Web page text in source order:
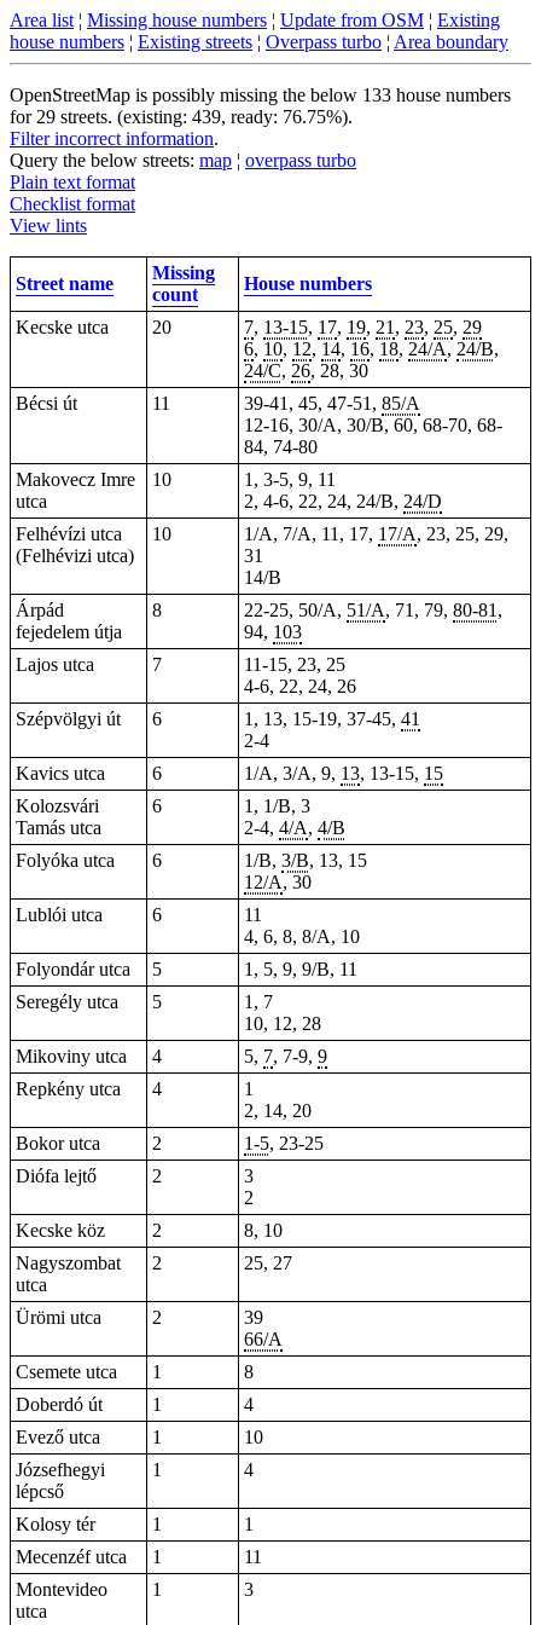
Area list ¦ Missing house numbers ¦ Update from OSM ¦ Existing
house numbers ¦ Existing streets ¦ Overpass turbo ¦ Area boundary
OpenStreetMap is possibly missing the below 133 house numbers
for 29 streets. (existing: 439, ready: 76.75%).
Filter incorrect information.
Query the below streets: map ¦ overpass turbo
Plain text format
Checklist format
View lints
Street name
Missing
count
House numbers
Kecske utca 20 7, 13-15, 17, 19, 21 , 23, 25, 29
6, 10, 12, 14, 16, 18, 24/A, 24/B,
24/C, 26, 28, 30
Bécsi út
11 39-41, 45, 47-51, 85/A
12-16, 30/A, 30/B, 60, 68-70, 68-
84, 74-80
Makovecz Imre
utca
10
1, 3-5, 9, 11
2, 4-6, 22, 24, 24/B, 24/D
Felhévízi utca
(Felhévizi utca)
10 1/A, 7/A, 11, 17, 17/A, 23, 25, 29,
31
14/B
Árpád
fejedelem útja
8 22-25, 50/A, 51/A, 71, 79, 80-81 ,
94, 103
Lajos utca
7 11-15, 23, 25
4-6, 22, 24, 26
Szépvölgyi út
6 1 , 13, 15-19, 37-45, 41
2-4
Kavics utca
6 1/A, 3/A, 9, 13, 13-15, 15
Kolozsvári
Tamás utca
6
1, 1/B, 3
2-4, 4/A, 4/B
Folyóka utca
6 1/B, 3/B, 13, 15
12/A, 30
Lublói utca
6
11
4, 6, 8, 8/A, 10
Folyondár utca
5
1, 5, 9, 9/B, 11
Seregély utca
5
1, 7
10, 12, 28
Mikoviny utca
4 5, 7, 7-9, 9
Repkény utca
4
1
2, 14, 20
Bokor utca
2 1-5, 23-25
Diófa lejtő
2
3
2
Kecske köz
2 8, 10
Nagyszombat
utca
2 25, 27
Ürömi utca 2
39
66/A
Csemete utca
1
8
Doberdó út
1
4
Evező utca
1
10
Józsefhegyi
lépcső
1 4
Kolosy tér 1
1
Mecenzéf utca
1
11
Montevideo
utca
1 3